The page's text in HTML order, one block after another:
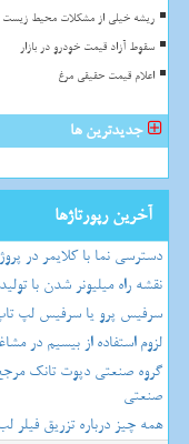
ریشه خیلی از مشکلات محیط
سقوط آزاد قیمت خودرو در بازار
اعلام قیمت حقیقی مرغ
جدیدترین ها
آخرین رپورتاژها
دسترسی نما با کلایمر در
نقشه راه میلیونر شدن با
سرفیس پرو یا سرفیس لپ
لزوم استفاده از بیسیم در
گروه صنعتی دپوت تانک
صنعتی
همه چیز درباره تزریق فیلر